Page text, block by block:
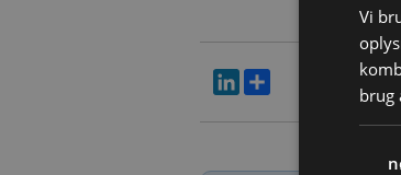
LinkedIn
Vi
brug